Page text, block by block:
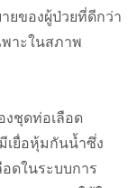
ยของผู้ป่วยที่ดีกว่า
พาะในสภาพ
งชุดท่อเลือด
เยื่อหุ้มกันน้ำซึ่ง
ดในระบบการ